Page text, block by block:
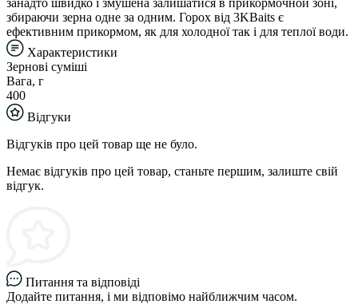
збираючи зерна одне за одним. Горох від 3KBaits є
ефективним прикормом, як для холодної так і для теплої води.
Характеристики
Зернові суміші
Вага, г
400
Відгуки
Відгуків про цей товар ще не було.
Немає відгуків про цей товар, станьте першим, залиште свій
відгук.
Питання та відповіді
Додайте питання, і ми відповімо найближчим часом.